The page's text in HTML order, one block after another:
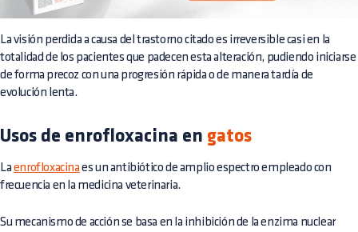
La visión perdida a causa del trastorno citado es irreversible casi en la
totalidad de los pacientes que padecen esta alteración, pudiendo iniciarse
de forma precoz con una progresión rápida o de manera tardía de
evolución lenta.
Usos de enrofloxacina en gatos
La enrofloxacina es un antibiótico de amplio espectro empleado con
frecuencia en la medicina veterinaria.
Su mecanismo de acción se basa en la inhibición de la enzima nuclear